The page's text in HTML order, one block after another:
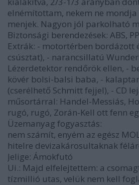
elnémítottam, nekem ne mondja
menjek. Nagyon jól parkolható
Biztonsági berendezések: ABS,
Extrák: - motortérben bordázott
csúsztat), - narancsillatú
Lézerdetektor rendőrök ellen, -
kövér bolsi-balsi baba, -
(cserélhető Schmitt fejjel), - CD
műsortárral: Handel-Messiás,
rugó, rugó, Zorán-Kell ott fenn
Üzemanyag fogyasztás:
nem számít, enyém az egész
hitelre devizakárosultaknak
Jelige: Ámokfutó
Ui.: Majd elfelejtettem: a
tízmillió utas, velük nem kell